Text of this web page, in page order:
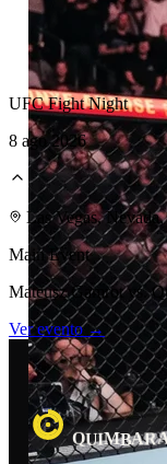
Laboratorio
UFC Fight Night
8 ago 2026
Las Vegas,
Main Event
Mateusz Gamrot vs.
Ver evento →
QUIMBAR